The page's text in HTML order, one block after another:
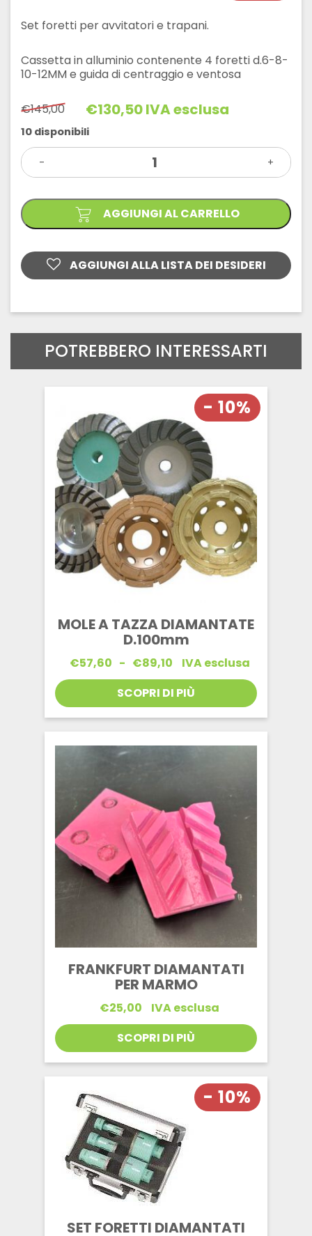
Set foretti per avvitatori e trapani.
Cassetta in alluminio contenente 4 foretti d.6-8-
10-12MM e guida di centraggio e ventosa
€145,00
Il
prezzo
originale
era:
€145,00.
€130,50
Il
prezzo
attuale
è:
€130,50.
IVA esclusa
10 disponibili
-
SET
DIAMANTATI
GRES
quantità
+
AGGIUNGI AL CARRELLO
AGGIUNGI ALLA LISTA DEI DESIDERI
POTREBBERO INTERESSARTI
- 10%
MOLE A TAZZA DIAMANTATE
D.100mm
€57,60 - €89,10
Fascia
di
prezzo:
da
€57,60
a
IVA esclusa
SCOPRI DI PIÙ
FRANKFURT DIAMANTATI
PER MARMO
€25,00
IVA esclusa
SCOPRI DI PIÙ
- 10%
SET FORETTI DIAMANTATI